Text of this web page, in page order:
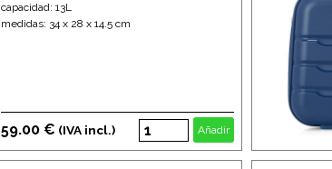
capacidad: 13L
medidas: 34 x 28 x 14.5 cm
59.00 € (IVA incl.) Añadir